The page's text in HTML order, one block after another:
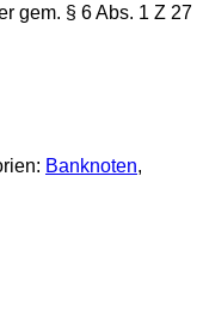
gem. § 6 Abs. 1 Z 27
Banknoten,